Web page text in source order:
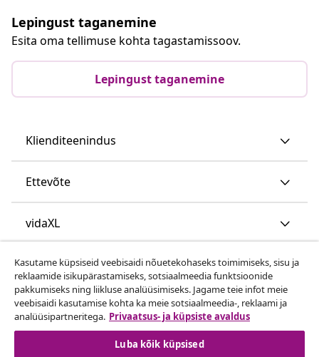
Lepingust taganemine
Esita oma tellimuse kohta tagastamissoov.
Lepingust taganemine
Klienditeenindus
Ettevõte
vidaXL
Vaata rohkem
Kasutame küpsiseid veebisaidi nõuetekohaseks toimimiseks, sisu ja
reklaamide isikupärastamiseks, sotsiaalmeedia funktsioonide
pakkumiseks ning liikluse analüüsimiseks. Jagame teie infot meie
veebisaidi kasutamise kohta ka meie sotsiaalmeedia-, reklaami ja
analüüsipartneritega. Privaatsus- ja küpsiste avaldus
Luba kõik küpsised